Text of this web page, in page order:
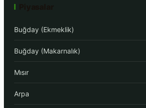
Buğday (Ekmeklik)
Buğday (Makarnalık)
Mısır
Arpa